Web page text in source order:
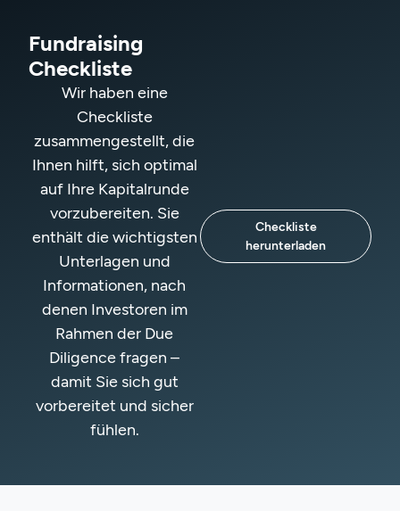
Fundraising
Checkliste
Wir haben eine
Checkliste
zusammengestellt, die
Ihnen hilft, sich optimal
auf Ihre Kapitalrunde
vorzubereiten. Sie
enthält die wichtigsten
Unterlagen und
Informationen, nach
denen Investoren im
Rahmen der Due
Diligence fragen –
damit Sie sich gut
vorbereitet und sicher
fühlen.
Checkliste
herunterladen